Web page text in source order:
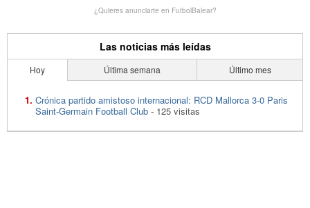
¿Quieres anunciarte en FutbolBalear?
Las noticias más leídas
Hoy Última semana Último mes
Crónica partido amistoso internacional: RCD Mallorca 3-0 Paris
Saint-Germain Football Club - 125 visitas